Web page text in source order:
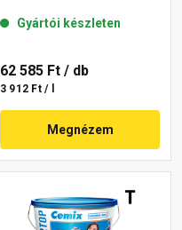
Gyártói készleten
62 585 Ft / db
3 912 Ft / l
Megnézem